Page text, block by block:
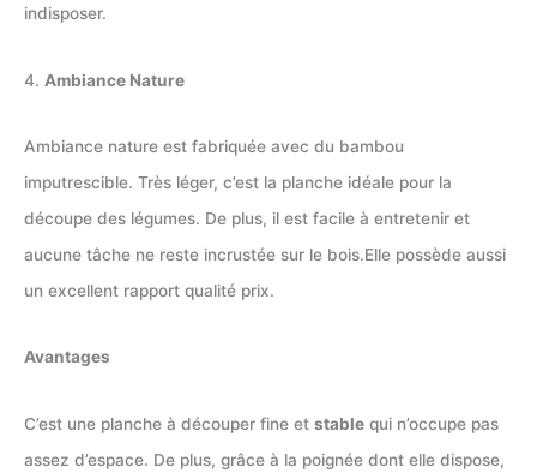
indisposer.
4. Ambiance Nature
Ambiance nature est fabriquée avec du bambou
imputrescible. Très léger, c’est la planche idéale pour la
découpe des légumes. De plus, il est facile à entretenir et
aucune tâche ne reste incrustée sur le bois.Elle possède aussi
un excellent rapport qualité prix.
Avantages
C’est une planche à découper fine et stable qui n’occupe pas
assez d’espace. De plus, grâce à la poignée dont elle dispose,